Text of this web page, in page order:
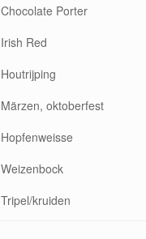
Chocolate Porter
Irish Red
Houtrijping
Märzen, oktoberfest
Hopfenweisse
Weizenbock
Tripel/kruiden